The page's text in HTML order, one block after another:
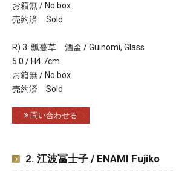
お箱無 / No box
売約済 Sold
R) 3. 瓢蔓草 酒盃 / Guinomi, Glass
5.0 / H4.7cm
お箱無 / No box
売約済 Sold
問い合わせる
2. 江波冨士子 / ENAMI Fujiko